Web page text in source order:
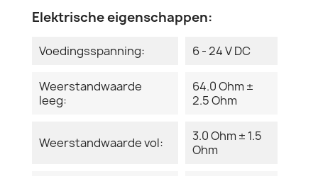
Elektrische eigenschappen:
Voedingsspanning: 6 - 24 V DC
Weerstandwaarde
leeg:
64.0 Ohm ±
2.5 Ohm
Weerstandwaarde vol:
3.0 Ohm ± 1.5
Ohm